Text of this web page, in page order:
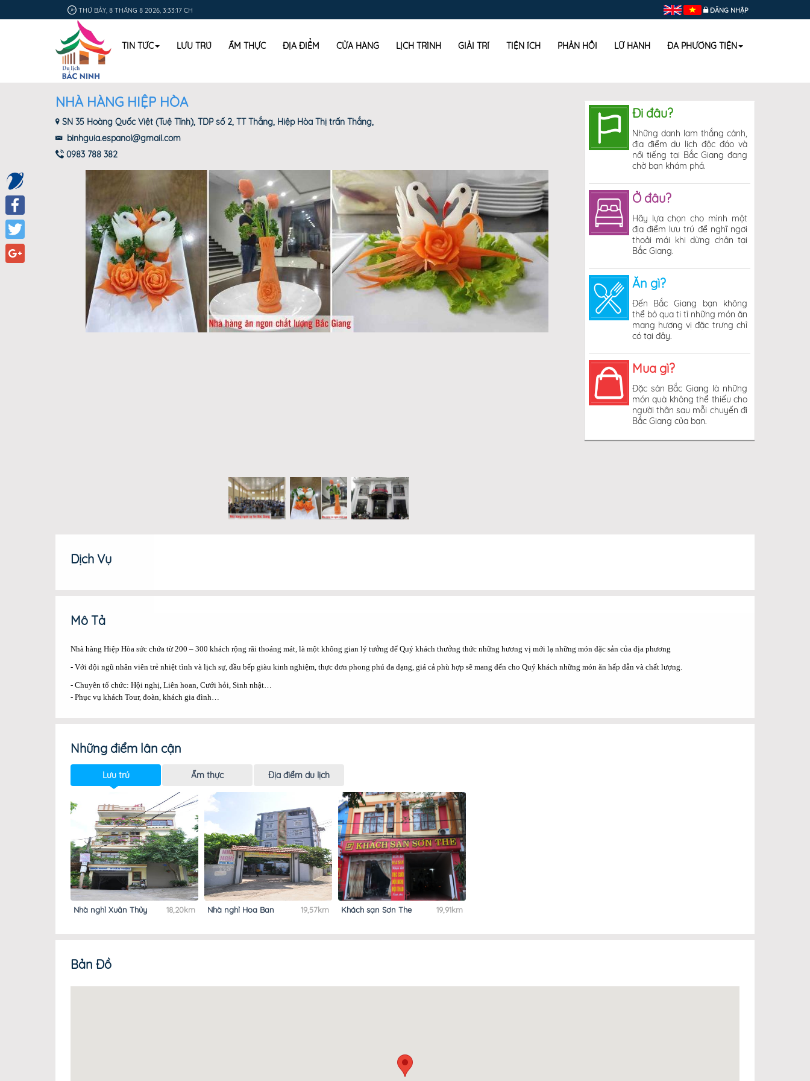
THỨ BẢY, 8 THÁNG 8 2026, 3:33:17 CH ĐĂNG NHẬP
TIN TỨC LƯU TRÚ ẨM THỰC ĐỊA ĐIỂM CỬA HÀNG LỊCH TRÌNH GIẢI TRÍ TIỆN ÍCH PHẢN HỒI LỮ HÀNH ĐA PHƯƠNG TIỆN
Facebook
Twitter
NHÀ HÀNG HIỆP HÒA
SN 35 Hoàng Quốc Việt (Tuệ Tĩnh), TDP số 2, TT Thắng, Hiệp Hòa Thị trấn Thắng,
binhguia.espanol@gmail.com
0983 788 382
Đi đâu?
Những danh lam thắng cảnh,
địa điểm du lịch độc đáo và
nổi tiếng tại Bắc Giang đang
chờ bạn khám phá.
Ở đâu?
Hãy lựa chọn cho mình một
địa điểm lưu trú để nghĩ ngơi
thoải mái khi dừng chân tại
Bắc Giang.
Ăn gì?
Đến Bắc Giang bạn không
thể bỏ qua ti tỉ những món ăn
mang hương vị đặc trưng chỉ
có tại đây.
Mua gì?
Đặc sản Bắc Giang là những
món quà không thể thiếu cho
người thân sau mỗi chuyến đi
Bắc Giang của bạn.
Dịch Vụ
Mô Tả
Nhà hàng Hiệp Hòa sức chứa từ 200 – 300 khách rộng rãi thoáng mát, là một không gian lý tưởng để Quý khách thưởng thức những hương vị mới lạ những món đặc sản của địa phương
- Với đội ngũ nhân viên trẻ nhiệt tình và lịch sự, đầu bếp giàu kinh nghiệm, thực đơn phong phú đa dạng, giá cả phù hợp sẽ mang đến cho Quý khách những món ăn hấp dẫn và chất lượng.
- Chuyên tổ chức: Hội nghị, Liên hoan, Cưới hỏi, Sinh nhật…
- Phục vụ khách Tour, đoàn, khách gia đình…
Những điểm lân cận
Lưu trú Ẩm thực Địa điểm du lịch
Nhà nghỉ Xuân Thủy 18,20km Nhà nghỉ Hoa Ban 19,57km Khách sạn Sơn The 19,91km
Bản Đồ